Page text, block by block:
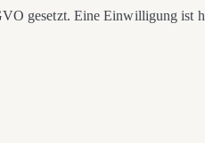
gesetzt. Eine Einwilligung ist